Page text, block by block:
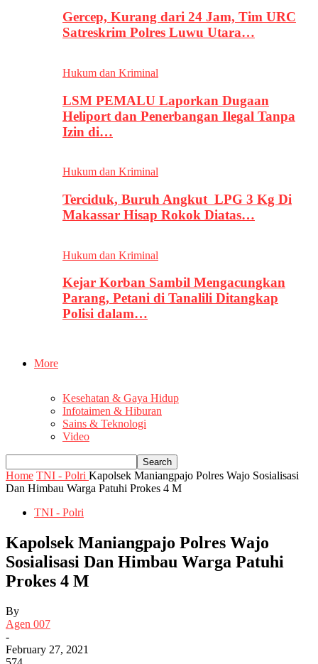
Gercep, Kurang dari 24 Jam, Tim URC
Satreskrim Polres Luwu Utara…
Hukum dan Kriminal
LSM PEMALU Laporkan Dugaan
Heliport dan Penerbangan Ilegal Tanpa
Izin di…
Hukum dan Kriminal
Terciduk, Buruh Angkut LPG 3 Kg Di
Makassar Hisap Rokok Diatas…
Hukum dan Kriminal
Kejar Korban Sambil Mengacungkan
Parang, Petani di Tanalili Ditangkap
Polisi dalam…
More
Kesehatan & Gaya Hidup
Infotaimen & Hiburan
Sains & Teknologi
Video
Home TNI - Polri Kapolsek Maniangpajo Polres Wajo Sosialisasi
Dan Himbau Warga Patuhi Prokes 4 M
TNI - Polri
Kapolsek Maniangpajo Polres Wajo
Sosialisasi Dan Himbau Warga Patuhi
Prokes 4 M
By
Agen 007
-
February 27, 2021